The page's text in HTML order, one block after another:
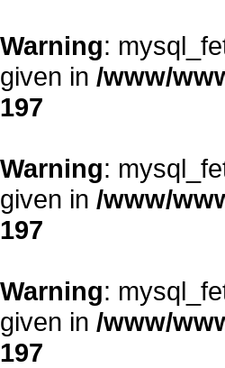
Warning:
given in /www/
197
Warning:
given in /www/
197
Warning:
given in /www/
197